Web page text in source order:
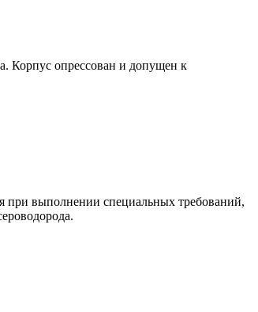
Корпус опрессован и допущен к
при выполнении специальных требований,